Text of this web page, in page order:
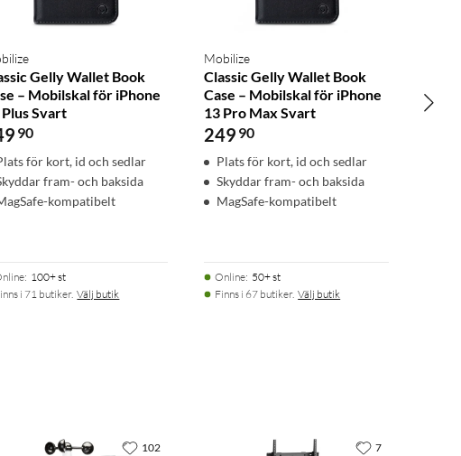
Gelly Wallet Book
– Mobilskal för iPhone
Plus Svart
90
för kort, id och sedlar
fram- och baksida
kompatibelt
: 100+ st
i 71 butiker. Välj butik
Mobilize
Classic Gelly Wallet Book
Case – Mobilskal för iPhone
13 Pro Max Svart
249 90
Plats för kort, id och sedlar
Skyddar fram- och baksida
MagSafe-kompatibelt
Online: 50+ st
Finns i 67 butiker. Välj butik
102 7